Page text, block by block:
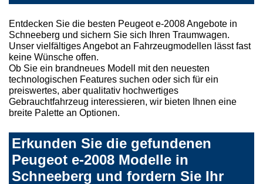
Entdecken Sie die besten Peugeot e-2008 Angebote in
Schneeberg und sichern Sie sich Ihren Traumwagen.
Unser vielfältiges Angebot an Fahrzeugmodellen lässt fast
keine Wünsche offen.
Ob Sie ein brandneues Modell mit den neuesten
technologischen Features suchen oder sich für ein
preiswertes, aber qualitativ hochwertiges
Gebrauchtfahrzeug interessieren, wir bieten Ihnen eine
breite Palette an Optionen.
Erkunden Sie die gefundenen
Peugeot e-2008 Modelle in
Schneeberg und fordern Sie Ihr